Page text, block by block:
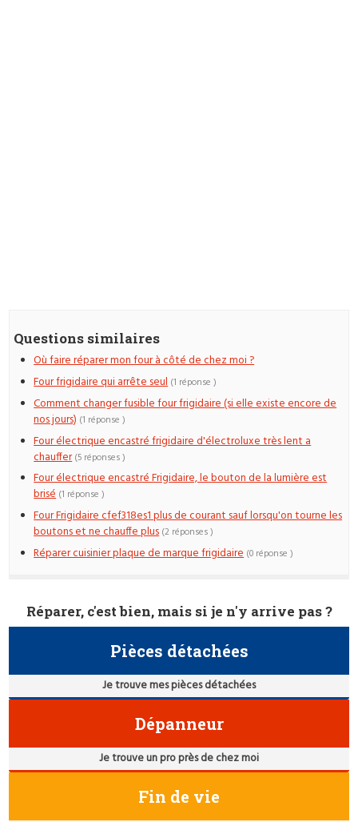
Questions similaires
Où faire réparer mon four à côté de chez moi ?
Four frigidaire qui arrête seul (1 réponse )
Comment changer fusible four frigidaire (si elle existe encore de
nos jours) (1 réponse )
Four électrique encastré frigidaire d'électroluxe très lent a
chauffer (5 réponses )
Four électrique encastré Frigidaire, le bouton de la lumière est
brisé (1 réponse )
Four Frigidaire cfef318es1 plus de courant sauf lorsqu'on tourne les
boutons et ne chauffe plus (2 réponses )
Réparer cuisinier plaque de marque frigidaire (0 réponse )
Réparer, c'est bien, mais si je n'y arrive pas ?
Pièces détachées
Je trouve mes pièces détachées
Dépanneur
Je trouve un pro près de chez moi
Fin de vie